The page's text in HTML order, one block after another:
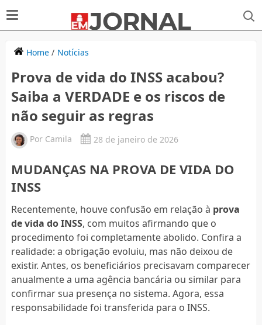
Home/ Notícias
Prova de vida do INSS acabou?
Saiba a VERDADE e os riscos de
não seguir as regras
Por Camila 28 de janeiro de 2026
MUDANÇAS NA PROVA DE VIDA DO
INSS
Recentemente, houve confusão em relação à prova
de vida do INSS, com muitos afirmando que o
procedimento foi completamente abolido. Confira a
realidade: a obrigação evoluiu, mas não deixou de
existir. Antes, os beneficiários precisavam comparecer
anualmente a uma agência bancária ou similar para
confirmar sua presença no sistema. Agora, essa
responsabilidade foi transferida para o INSS.